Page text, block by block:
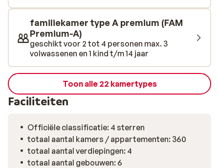
familiekamer type A premium (FAM
Premium-A)
geschikt voor 2 tot 4 personen max. 3
volwassenen en 1 kind t/m 14 jaar
Toon alle 22 kamertypes
Faciliteiten
Officiële classificatie: 4 sterren
totaal aantal kamers / appartementen: 360
totaal aantal verdiepingen: 4
totaal aantal gebouwen: 6